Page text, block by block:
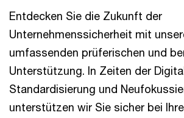
Entdecken Sie die Zukunft der
Unternehmenssicherheit mit
umfassenden prüferischen und
Unterstützung. In Zeiten der
Standardisierung und
unterstützen wir Sie sicher bei